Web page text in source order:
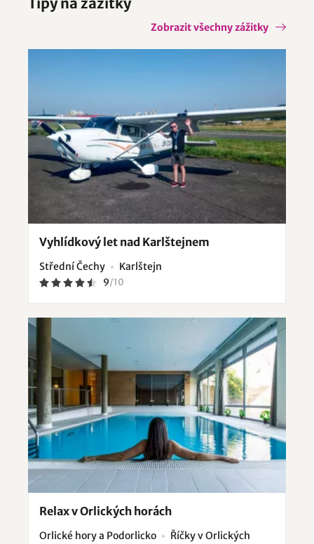
Zobrazit všechny zážitky
Vyhlídkový let nad Karlštejnem
Střední Čechy Karlštejn
9/10
Relax v Orlických horách
Orlické hory a Podorlicko
Říčky v Orlických